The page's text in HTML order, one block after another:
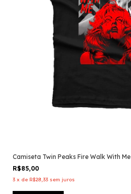
Camiseta Twin Peaks Fire Walk With Me
R$85,00
3 x de R$28,33 sem juros